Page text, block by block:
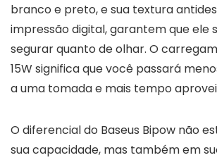
branco e preto, e sua textura
impressão digital, garantem que ele
segurar quanto de olhar. O
15W significa que você passará
a uma tomada e mais tempo
O diferencial do Baseus Bipow não
sua capacidade, mas também em